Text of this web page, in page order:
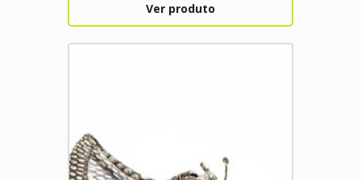
Ver produto